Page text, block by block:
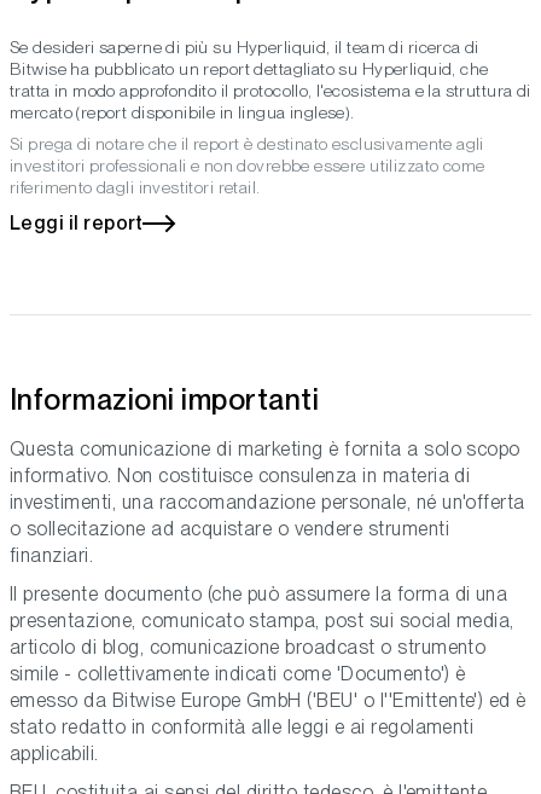
Se desideri saperne di più su Hyperliquid, il team di ricerca di
Bitwise ha pubblicato un report dettagliato su Hyperliquid, che
tratta in modo approfondito il protocollo, l'ecosistema e la struttura di
mercato (report disponibile in lingua inglese).
Si prega di notare che il report è destinato esclusivamente agli
investitori professionali e non dovrebbe essere utilizzato come
riferimento dagli investitori retail.
Leggi il report
Informazioni importanti
Questa comunicazione di marketing è fornita a solo scopo
informativo. Non costituisce consulenza in materia di
investimenti, una raccomandazione personale, né un'offerta
o sollecitazione ad acquistare o vendere strumenti
finanziari.
Il presente documento (che può assumere la forma di una
presentazione, comunicato stampa, post sui social media,
articolo di blog, comunicazione broadcast o strumento
simile - collettivamente indicati come 'Documento') è
emesso da Bitwise Europe GmbH ('BEU' o l''Emittente') ed è
stato redatto in conformità alle leggi e ai regolamenti
applicabili.